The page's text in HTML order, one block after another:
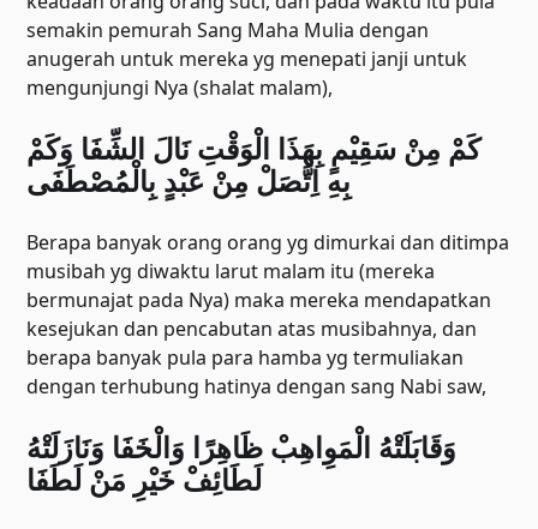
semakin pemurah Sang Maha Mulia dengan
anugerah untuk mereka yg menepati janji untuk
mengunjungi Nya (shalat malam),
ﻛَﻢْ ﻣِﻦْ ﺳَﻘِﻴْﻢٍ ﺑِﻬَﺬَﺍ ﺍﻟْﻮَﻗْﺖِ ﻧَﺎﻝَ ﺍﻟﺸِّﻔَﺎ ﻭَﻛَﻢْ
ﺑِﻪِ ﺍِﺗَّﺼَﻞْ ﻣِﻦْ ﻋَﺒْﺪٍ ﺑِﺎﻟْﻤُﺼْﻄَﻔَﻰ
Berapa banyak orang orang yg dimurkai dan ditimpa
musibah yg diwaktu larut malam itu (mereka
bermunajat pada Nya) maka mereka mendapatkan
kesejukan dan pencabutan atas musibahnya, dan
berapa banyak pula para hamba yg termuliakan
dengan terhubung hatinya dengan sang Nabi saw,
ﻭَﻗَﺎﺑَﻠَﺘْﻪُ ﺍﻟْﻤَﻮِﺍﻫِﺐْ ﻇَﺎﻫِﺮًﺍ ﻭَﺍﻟْﺨَﻔَﺎ ﻭَﻧَﺎﺯَﻟَﺘْﻪُ
ﻟَﻄَﺎﺋِﻒْ ﺧَﻴْﺮِ ﻣَﻦْ ﻟَﻄَﻔَﺎ